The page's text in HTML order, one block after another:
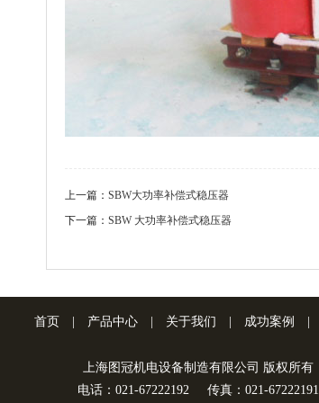
上一篇： SBW大功率补偿式稳压器
下一篇： SBW 大功率补偿式稳压器
首页 产品中心 关于我们 成功案例
上海图冠机电设备制造有限公司 版权所有
电话：021-67222192
传真：021-67222191